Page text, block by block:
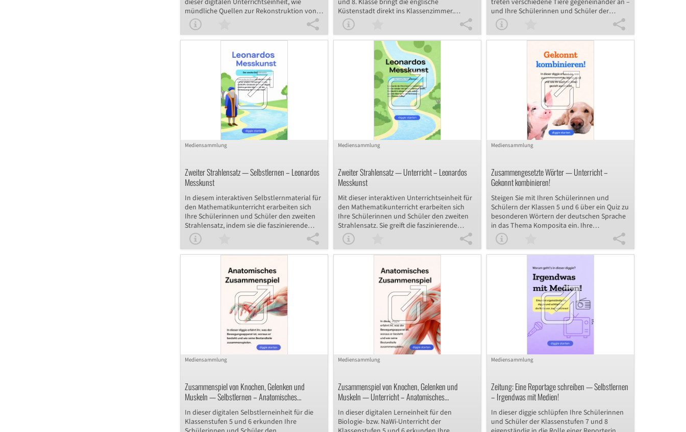
dieser digitalen Unterrichtseinheit, wie
mündliche Quellen zur Rekonstruktion von
Geschichte beitragen. Sie unterscheiden
mündliche von anderen Quellenarten,
reflektieren kritisch deren Aussagekraft und
historischen Quellenarbeit. Die 15-minütige
Sequenz eignet sich ideal zur Einführung oder
Wiederholung im Geschichtsunterricht der
Klassen 5 bis 7.
und 8. Klasse bringt die englische
Küstenstadt direkt ins Klassenzimmer.
Mithilfe authentischer Fotos lernen
Schülerinnen und Schüler nicht nur, wie eine
strukturierte Bildbeschreibung auf Englisch
aufgebaut ist, sondern entdecken zugleich
vier der bekanntesten Sehenswürdigkeiten
Brightons: den Royal Pavilion, den Brighton
Pier, die Lanes und das Falmer Stadium.
Mithilfe praktischer Redemittel und einer
Feedback-Checkliste trainieren sie ihre
mündlichen Sprachfähigkeiten in
Partnerarbeit. Ideal für interaktive Übungen
im Englischunterricht.
treten verschiedene Tiere gegeneinander an –
und Ihre Schülerinnen und Schüler der
Klassen 5 und 6 lernen dabei spielerisch die
Steigerung von Adjektiven im Englischen. Eine
motivierende Selbstlerneinheit, ideal für
im Englischunterricht!
Mediensammlung
Zweiter Strahlensatz — Selbstlernen – Leonardos
Messkunst
In diesem interaktiven Selbstlernmaterial für
den Mathematikunterricht erarbeiten sich
Ihre Schülerinnen und Schüler den zweiten
Strahlensatz, indem sie die faszinierende
Methode von Leonardo da Vinci aufgreift, mit
der er einst die Breite von Flüssen bestimmte.
Geeignet für die Klassenstufen 9 und 10,
solide Grundlage zum Berechnen
unbekannter Streckenlängen, sondern
fördert auch das mathematische
Mediensammlung
Zweiter Strahlensatz — Unterricht – Leonardos
Messkunst
Mit dieser interaktiven Unterrichtseinheit für
den Mathematikunterricht erarbeiten sich
Ihre Schülerinnen und Schüler den zweiten
Strahlensatz. Sie greift die faszinierende
Methode von Leonardo da Vinci auf, mit der
er einst die Breite von Flüssen bestimmte.
Geeignet für die Klassenstufen 9 und 10,
solide Grundlage zum Berechnen
unbekannter Streckenlängen, sondern
fördert auch das mathematische
Mediensammlung
Zusammengesetzte Wörter — Unterricht –
Gekonnt kombinieren!
Steigen Sie mit Ihren Schülerinnen und
Schülern der Klassen 5 und 6 über ein Quiz zu
besonderen Wörtern der deutschen Sprache
in das Thema Komposita ein. Ihre
Schülerinnen und Schüler erkennen und
bilden zusammengesetzte Wörter,
bestimmen deren Wortarten und drücken
Mediensammlung
Zusammenspiel von Knochen, Gelenken und
Muskeln — Selbstlernen – Anatomisches
Zusammenspiel
In dieser digitalen Selbstlerneinheit für die
Klassenstufen 5 und 6 erkunden Ihre
Mediensammlung
Zusammenspiel von Knochen, Gelenken und
Muskeln — Unterricht – Anatomisches
Zusammenspiel
In dieser digitalen Lerneinheit für den
Biologie- bzw. NaWi-Unterricht der
Mediensammlung
Zeitung: Eine Reportage schreiben — Selbstlernen
– Irgendwas mit Medien!
In dieser diggie schlüpfen Ihre Schülerinnen
und Schüler der Klassenstufen 7 und 8